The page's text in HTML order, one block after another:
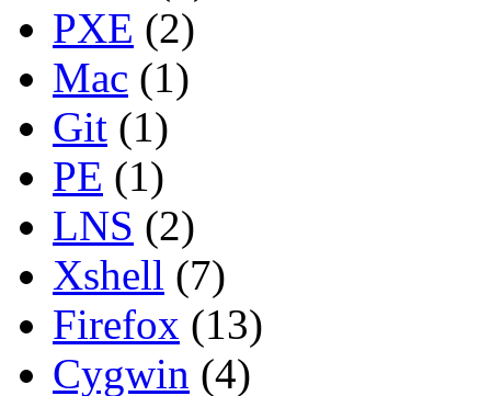
PXE (2)
Mac (1)
Git (1)
PE (1)
LNS (2)
Xshell (7)
Firefox (13)
Cygwin (4)